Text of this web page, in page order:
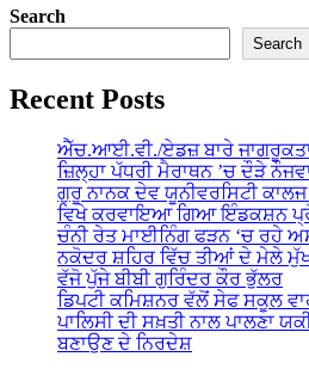
Search
Search
Recent Posts
ਐੱਚ.ਆਈ.ਵੀ./ਏਡਜ਼ ਬਾਰੇ
ਜ਼ਿਲ੍ਹਾ ਪੱਧਰੀ ਮੈਰਾਥਨ ’ਚ ਦੌੜੇ
ਗੁਰੂ ਨਾਨਕ ਦੇਵ ਯੂਨੀਵਰਸਿਟੀ
ਵਿਖੇ ਕਰਵਾਇਆ ਗਿਆ ਇੰਡਕਸ਼ਨ
ਚੰਨੀ ਰੇਤ ਮਾਈਨਿੰਗ ਫੜਨ ‘ਚ ਰਹੇ
ਨਕੋਦਰ ਸ਼ਹਿਰ ਵਿੱਚ ਤੀਆਂ ਦੇ ਮੇਲੇ
ਵੱਜੋ ਪੁੱਜੇ ਬੀਬੀ ਗੁਰਿੰਦਰ ਕੌਰ ਭੁੱਲਰ
ਡਿਪਟੀ ਕਮਿਸ਼ਨਰ ਵੱਲੋਂ ਸੇਫ ਸਕੂਲ
ਪਾਲਿਸੀ ਦੀ ਸਖ਼ਤੀ ਨਾਲ ਪਾਲਣਾ
ਬਣਾਉਣ ਦੇ ਨਿਰਦੇਸ਼